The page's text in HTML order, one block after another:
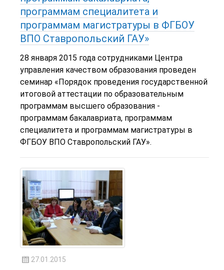
программам специалитета и
программам магистратуры в ФГБОУ
ВПО Ставропольский ГАУ»
28 января 2015 года сотрудниками Центра
управления качеством образования проведен
семинар «Порядок проведения государственной
итоговой аттестации по образовательным
программам высшего образования -
программам бакалавриата, программам
специалитета и программам магистратуры в
ФГБОУ ВПО Ставропольский ГАУ».
27.01.2015